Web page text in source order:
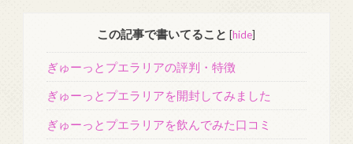
この記事で書いてること [hide]
ぎゅーっとプエラリアの評判・特徴
ぎゅーっとプエラリアを開封してみました
ぎゅーっとプエラリアを飲んでみた口コミ